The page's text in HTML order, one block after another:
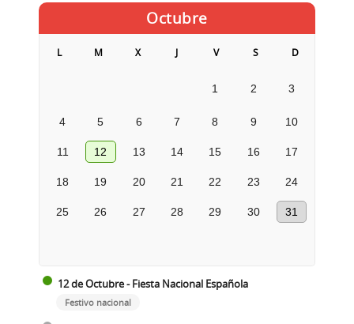
Octubre
L M X J V S D
1 2 3
4 5 6 7 8 9 10
11 12 13 14 15 16 17
18 19 20 21 22 23 24
25 26 27 28 29 30 31
12 de Octubre - Fiesta Nacional Española
Festivo nacional